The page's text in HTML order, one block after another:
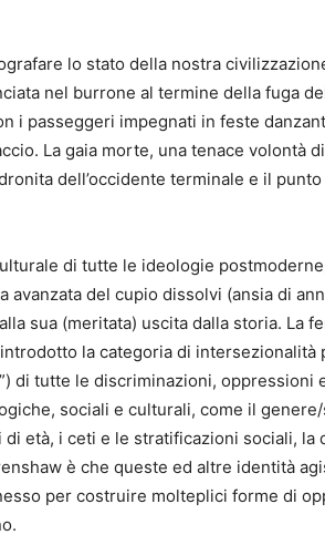
lo stato della nostra
nel burrone al termine della fuga
i passeggeri impegnati in feste
La gaia morte, una tenace volontà
dell’occidente terminale e il
di tutte le ideologie
avanzata del cupio dissolvi (ansia di
sua (meritata) uscita dalla storia. La
la categoria di intersezionalità
di tutte le discriminazioni, oppressioni
sociali e culturali, come il
età, i ceti e le stratificazioni sociali, la
è che queste ed altre identità
per costruire molteplici forme di